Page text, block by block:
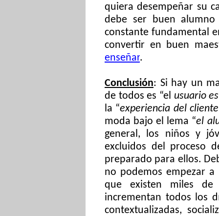
quiera desempeñar su
debe ser buen
constante fundamental
convertir en buen
enseñar.
Conclusión: Si hay un
de todos es “el usuario
la “experiencia del cliente
moda bajo el lema “el
general, los niños y
excluidos del proceso
preparado para ellos.
no podemos empezar a
que existen miles de
incrementan todos los
contextualizadas,